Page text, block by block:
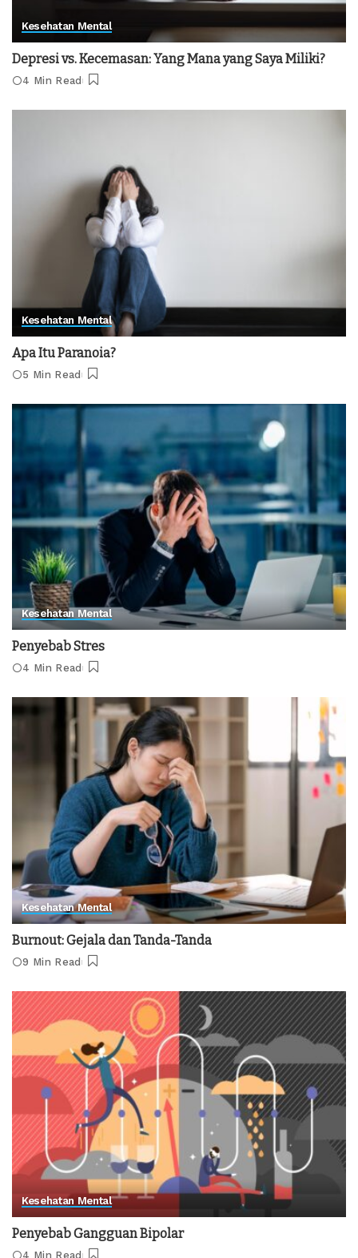
Kesehatan Mental
Depresi vs. Kecemasan: Yang Mana yang Saya Miliki?
4 Min Read
Kesehatan Mental
Apa Itu Paranoia?
5 Min Read
Kesehatan Mental
Penyebab Stres
4 Min Read
Kesehatan Mental
Burnout: Gejala dan Tanda-Tanda
9 Min Read
Kesehatan Mental
Penyebab Gangguan Bipolar
4 Min Read